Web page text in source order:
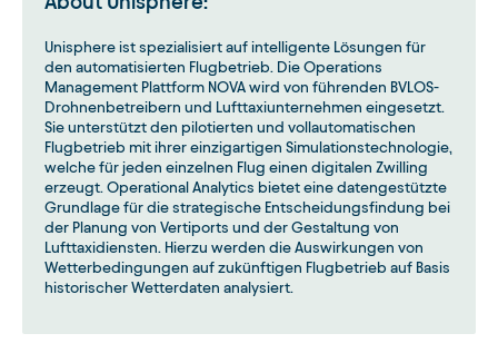
Unisphere ist spezialisiert auf intelligente Lösungen für
den automatisierten Flugbetrieb. Die Operations
Management Plattform NOVA wird von führenden BVLOS-
Drohnenbetreibern und Lufttaxiunternehmen eingesetzt.
Sie unterstützt den pilotierten und vollautomatischen
Flugbetrieb mit ihrer einzigartigen Simulationstechnologie,
welche für jeden einzelnen Flug einen digitalen Zwilling
erzeugt. Operational Analytics bietet eine datengestützte
Grundlage für die strategische Entscheidungsfindung bei
der Planung von Vertiports und der Gestaltung von
Lufttaxidiensten. Hierzu werden die Auswirkungen von
Wetterbedingungen auf zukünftigen Flugbetrieb auf Basis
historischer Wetterdaten analysiert.